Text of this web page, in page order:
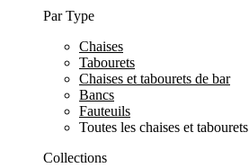
Par Type
Chaises
Tabourets
Chaises et tabourets de bar
Bancs
Fauteuils
Toutes les chaises et tabourets
Collections